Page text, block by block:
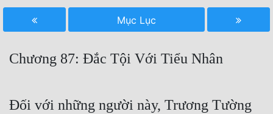
Hoàn Thành
Mục Lục
Chương 87: Đắc Tội Với Tiểu Nhân
Đối với những người này, Trương Tường